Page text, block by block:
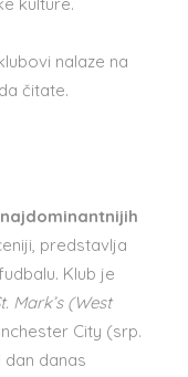
kulture.
nalaze na
čitate.
predstavlja
Klub je
Mark’s (West
City (srp.
danas